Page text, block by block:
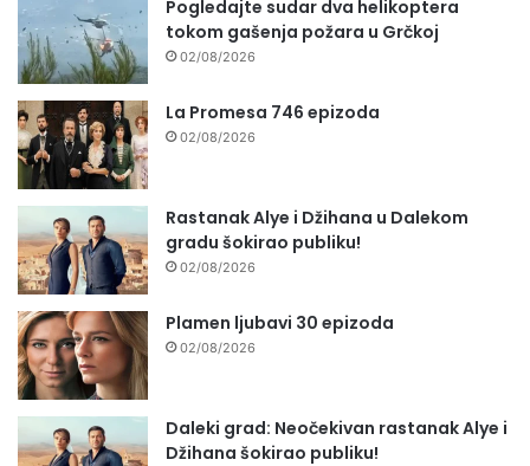
Pogledajte sudar dva helikoptera
tokom gašenja požara u Grčkoj
02/08/2026
La Promesa 746 epizoda
02/08/2026
Rastanak Alye i Džihana u Dalekom
gradu šokirao publiku!
02/08/2026
Plamen ljubavi 30 epizoda
02/08/2026
Daleki grad: Neočekivan rastanak Alye i
Džihana šokirao publiku!